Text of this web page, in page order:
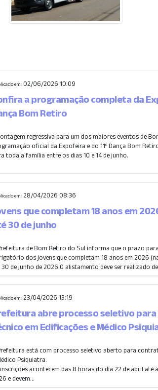
em: 02/06/2026 10:09
a programação completa da
Bom Retiro
regressiva para um dos maiores eventos de
oficial da Expofeira e do 11º Dança Bom
toda a família entre os dias 10 e 14 de junho.
em: 28/04/2026 08:36
que completam 18 anos em
30 de junho
de Bom Retiro do Sul informa que o prazo
dos jovens que completam 18 anos em 2026
30 de junho de 2026.O alistamento deve ser realizado
em: 23/04/2026 13:19
abre processo seletivo
em Edificações e Médico
está com processo seletivo aberto para
Psiquiatra.
acontecem das 8 horas do dia 22 de abril até
e devem...